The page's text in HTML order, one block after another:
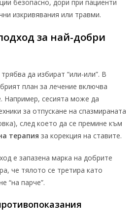
безопасно, дори при пациенти
изкривявания или травми.
за най-добри
да избират “или-или”. В
план за лечение включва
Например, сесията може да
за отпускане на спазмираната
след което да се премине към
терапия за корекция на ставите.
е запазена марка на добрите
че тялото се третира като
“на парче”.